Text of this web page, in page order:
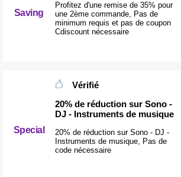
Saving
Profitez d'une remise de 35% pour
une 2ème commande, Pas de
minimum requis et pas de coupon
Cdiscount nécessaire
Special
Vérifié
20% de réduction sur Sono -
DJ - Instruments de musique
20% de réduction sur Sono - DJ -
Instruments de musique, Pas de
code nécessaire